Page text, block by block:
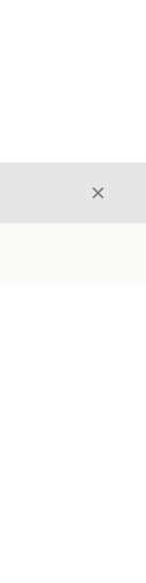
結束